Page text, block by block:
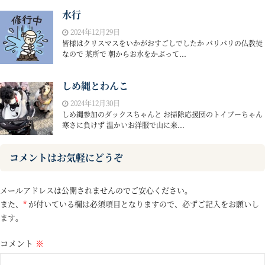
水行
2024年12月29日
皆様はクリスマスをいかがおすごしでしたか バリバリの仏教徒
なので 某所で 朝からお水をかぶって...
しめ縄とわんこ
2024年12月30日
しめ縄参加のダックスちゃんと お掃除応援団のトイプーちゃん
寒さに負けず 温かいお洋服で山に来...
コメントはお気軽にどうぞ
メールアドレスは公開されませんのでご安心ください。
また、 * が付いている欄は必須項目となりますので、必ずご記入をお願いし
ます。
コメント ※